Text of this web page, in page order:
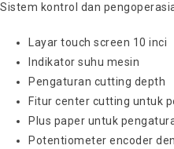
Sistem kontrol dan
Layar touch screen 10 inci
Indikator suhu mesin
Pengaturan cutting depth
Fitur center cutting untuk
Plus paper untuk
Potentiometer encoder